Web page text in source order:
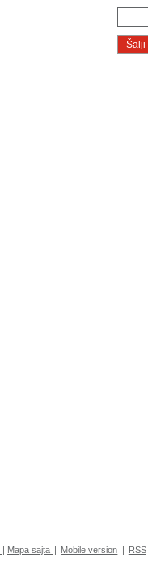
| Mapa sajta | Mobile version | RSS